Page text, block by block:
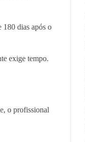
180 dias após o
exige tempo.
o profissional